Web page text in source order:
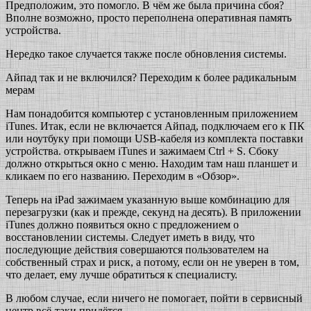
Предположим, это помогло. В чём же была причина сбоя?
Вполне возможно, просто переполнена оперативная память
устройства.
Нередко такое случается также после обновления системы.
Айпад так и не включился? Переходим к более радикальным
мерам
Нам понадобится компьютер с установленным приложением
iTunes. Итак, если не включается Айпад, подключаем его к ПК
или ноутбуку при помощи USB-кабеля из комплекта поставки
устройства. открываем iTunes и зажимаем Ctrl + S. Сбоку
должно открыться окно с меню. Находим там наш планшет и
кликаем по его названию. Переходим в «Обзор».
Теперь на iPad зажимаем указанную выше комбинацию для
перезагрузки (как и прежде, секунд на десять). В приложении
iTunes должно появиться окно с предложением о
восстановлении системы. Следует иметь в виду, что
последующие действия совершаются пользователем на
собственный страх и риск, а потому, если он не уверен в том,
что делает, ему лучше обратиться к специалисту.
В любом случае, если ничего не помогает, пойти в сервисный